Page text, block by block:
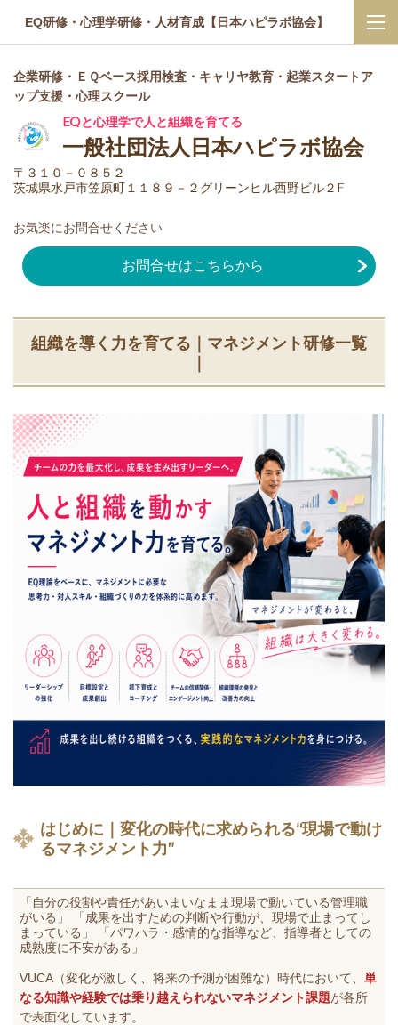
EQ研修・心理学研修・人材育成【日本ハピラボ協会】
企業研修・ＥＱベース採用検査・キャリヤ教育・起業スタートア
ップ支援・心理スクール
EQと心理学で人と組織を育てる
一般社団法人日本ハピラボ協会
〒３１０－０８５２
茨城県水戸市笠原町１１８９－２グリーンヒル西野ビル２F
お気楽にお問合せください
お問合せはこちらから
組織を導く力を育てる｜マネジメント研修一覧
はじめに｜変化の時代に求められる“現場で動け
るマネジメント力”
「自分の役割や責任があいまいなまま現場で動いている管理職
がいる」 「成果を出すための判断や行動が、現場で止まってし
まっている」 「パワハラ・感情的な指導など、指導者としての
成熟度に不安がある」
VUCA（変化が激しく、将来の予測が困難な）時代において、 単
なる知識や経験では乗り越えられないマネジメント課題が各所
で表面化しています。